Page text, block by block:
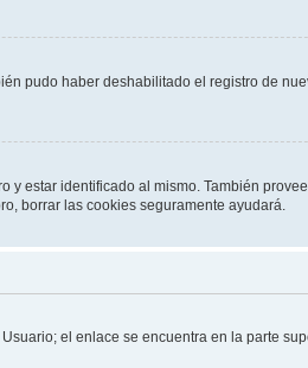
pudo haber deshabilitado el registro de
estar identificado al mismo. También
borrar las cookies seguramente ayudará.
el enlace se encuentra en la parte